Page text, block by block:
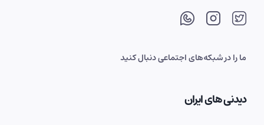
ما را در شبکه‌های اجتماعی دنبال کنید
دیدنی های ایران